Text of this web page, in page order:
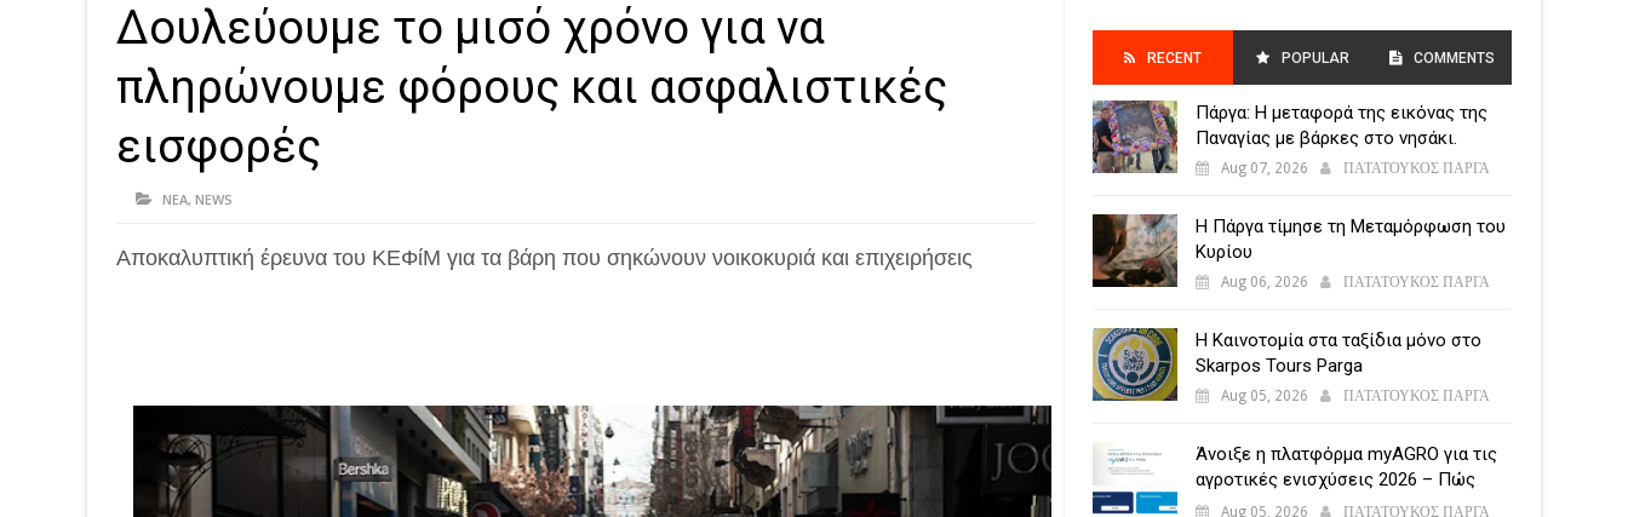
Δουλεύουμε το μισό χρόνο για να
πληρώνουμε φόρους και ασφαλιστικές
εισφορές
ΝΕΑ, NEWS
Αποκαλυπτική έρευνα του ΚΕΦίΜ για τα βάρη που σηκώνουν νοικοκυριά και επιχειρήσεις
RECENT POPULAR
POSTS
COMMENTS
Πάργα: Η μεταφορά της εικόνας της
Παναγίας με βάρκες στο νησάκι.
Aug 07, 2026 ΠΑΤΑΤΟΥΚΟΣ ΠΑΡΓΑ
Η Πάργα τίμησε τη Μεταμόρφωση του
Κυρίου
Aug 06, 2026 ΠΑΤΑΤΟΥΚΟΣ ΠΑΡΓΑ
Η Καινοτομία στα ταξίδια μόνο στο
Skarpos Tours Parga
Aug 05, 2026 ΠΑΤΑΤΟΥΚΟΣ ΠΑΡΓΑ
Άνοιξε η πλατφόρμα myAGRO για τις
αγροτικές ενισχύσεις 2026 – Πώς
υποβάλλεται η Ενιαία Αίτηση
Aug 05, 2026 ΠΑΤΑΤΟΥΚΟΣ ΠΑΡΓΑ